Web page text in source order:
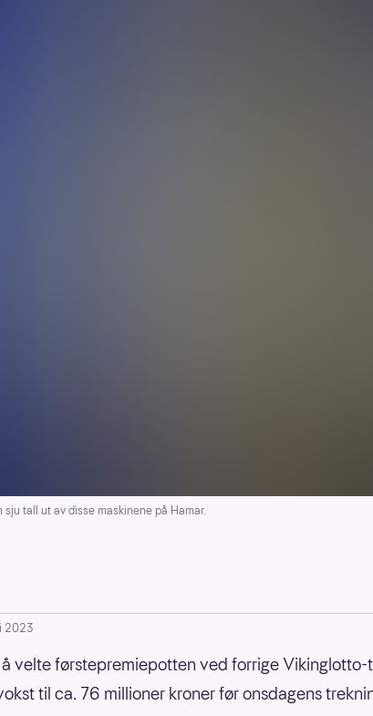
tall ut av disse maskinene på Hamar.
2023
velte førstepremiepotten ved forrige Vikinglotto-
til ca. 76 millioner kroner før onsdagens